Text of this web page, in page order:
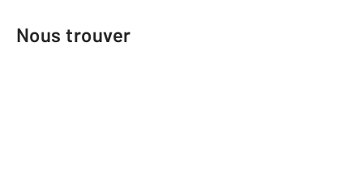
Nous trouver